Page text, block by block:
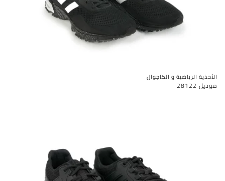
الأحذية الرياضية و الكاجوال
موديل 28122